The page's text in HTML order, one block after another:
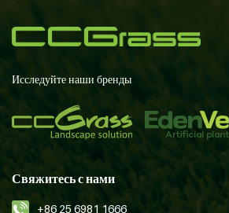
Исследуйте наши бренды
Свяжитесь с нами
+86 25 6981 1666